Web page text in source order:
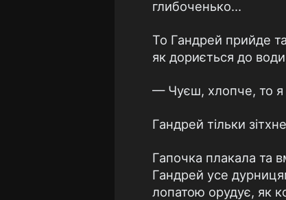
глибоченько…
То Гандрей прийде
як дориється до
— Чуєш, хлопче, то я
Гандрей тільки
Гапочка плакала та
Гандрей усе
лопатою орудує, як